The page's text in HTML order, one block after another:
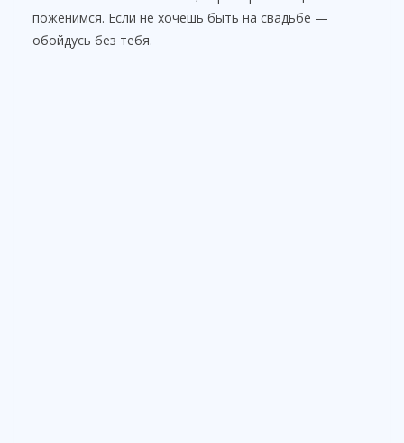
поженимся. Если не хочешь быть на свадьбе —
обойдусь без тебя.